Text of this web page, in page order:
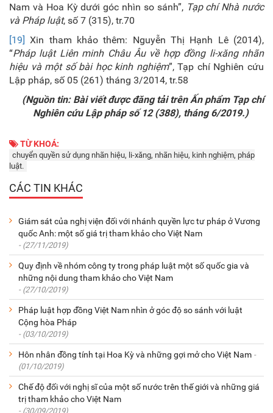
Nam và Hoa Kỳ dưới góc nhìn so sánh”, Tạp chí Nhà nước
và Pháp luật, số 7 (315), tr.70
[19] Xin tham khảo thêm: Nguyễn Thị Hạnh Lê (2014),
“Pháp luật Liên minh Châu Âu về hợp đồng li-xăng nhãn
hiệu và một số bài học kinh nghiệm”, Tạp chí Nghiên cứu
Lập pháp, số 05 (261) tháng 3/2014, tr.58
(Nguồn tin: Bài viết được đăng tải trên Ấn phẩm Tạp chí
Nghiên cứu Lập pháp số 12 (388), tháng 6/2019.)
TỪ KHOÁ:
chuyển quyền sử dụng nhãn hiệu, li-xăng, nhãn hiệu, kinh nghiệm, pháp
luật.
CÁC TIN KHÁC
Giám sát của nghị viện đối với nhánh quyền lực tư pháp ở Vương
quốc Anh: một số giá trị tham khảo cho Việt Nam
- (27/11/2019)
Quy định về nhóm công ty trong pháp luật một số quốc gia và
những nội dung tham khảo cho Việt Nam
- (27/10/2019)
Pháp luật hợp đồng Việt Nam nhìn ở góc độ so sánh với luật
Cộng hòa Pháp
- (03/10/2019)
Hôn nhân đồng tính tại Hoa Kỳ và những gợi mở cho Việt Nam -
(01/10/2019)
Chế độ đối với nghị sĩ của một số nước trên thế giới và những giá
trị tham khảo cho Việt Nam
- (30/09/2019)